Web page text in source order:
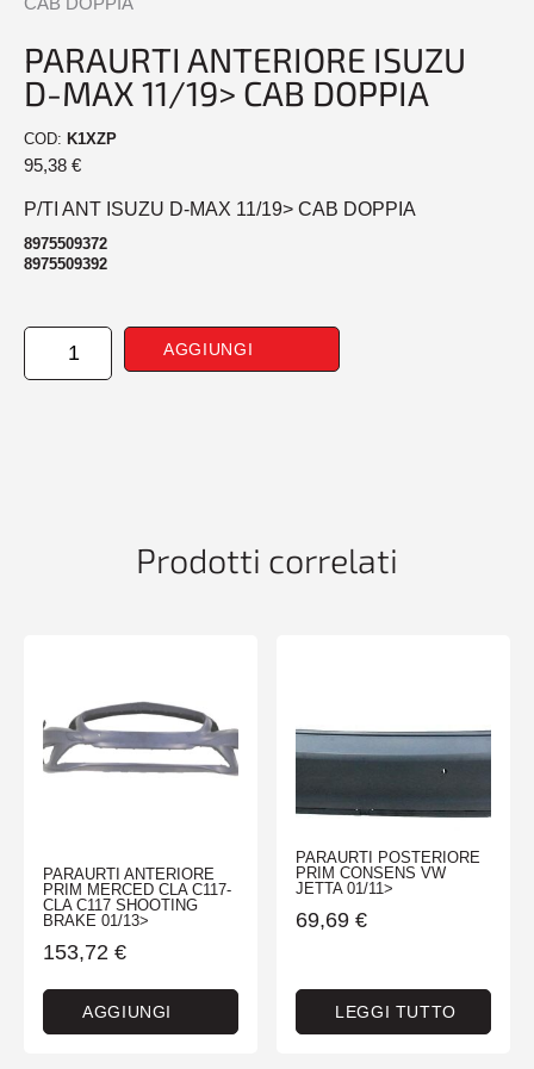
PARAURTI ANTERIORE ISUZU
D-MAX 11/19> CAB DOPPIA
COD: K1XZP
95,38 €
P/TI ANT ISUZU D-MAX 11/19> CAB DOPPIA
8975509372
8975509392
PARAURTI
ANTERIORE
AGGIUNGI
Prodotti correlati
PARAURTI ANTERIORE
PRIM MERCED CLA C117-
CLA C117 SHOOTING
BRAKE 01/13>
153,72 €
AGGIUNGI
PARAURTI POSTERIORE
PRIM CONSENS VW
JETTA 01/11>
69,69 €
LEGGI TUTTO